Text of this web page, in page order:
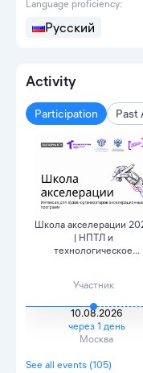
Language proficiency:
Русский
Activity
Participation Past
Школа акселерации
| НПТЛ и
технологическое
Участник
10.08.2026
через 1 день
Москва
See all events (105)